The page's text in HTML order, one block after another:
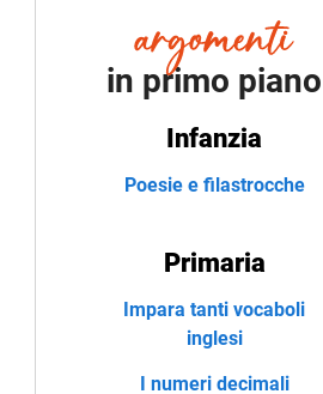
in primo piano
Infanzia
Poesie e filastrocche
Primaria
Impara tanti vocaboli
inglesi
I numeri decimali